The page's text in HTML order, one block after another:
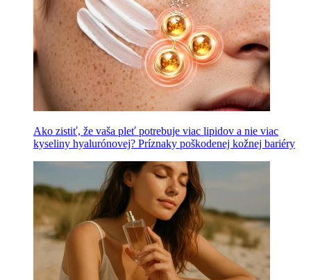
Ako zistiť, že vaša pleť potrebuje viac lipidov a nie viac
kyseliny hyalurónovej? Príznaky poškodenej kožnej bariéry